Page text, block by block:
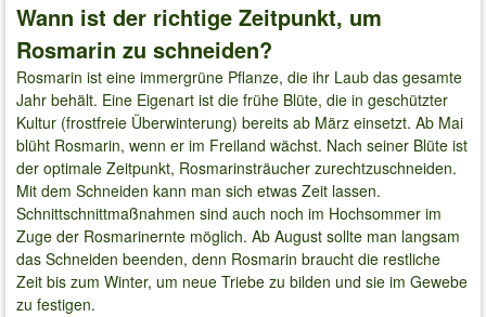
Wann ist der richtige Zeitpunkt, um
Rosmarin zu schneiden?
Rosmarin ist eine immergrüne Pflanze, die ihr Laub das gesamte
Jahr behält. Eine Eigenart ist die frühe Blüte, die in geschützter
Kultur (frostfreie Überwinterung) bereits ab März einsetzt. Ab Mai
blüht Rosmarin, wenn er im Freiland wächst. Nach seiner Blüte ist
der optimale Zeitpunkt, Rosmarinsträucher zurechtzuschneiden.
Mit dem Schneiden kann man sich etwas Zeit lassen.
Schnittschnittmaßnahmen sind auch noch im Hochsommer im
Zuge der Rosmarinernte möglich. Ab August sollte man langsam
das Schneiden beenden, denn Rosmarin braucht die restliche
Zeit bis zum Winter, um neue Triebe zu bilden und sie im Gewebe
zu festigen.